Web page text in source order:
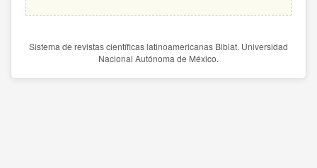
Sistema de revistas científicas latinoamericanas Biblat. Universidad
Nacional Autónoma de México.